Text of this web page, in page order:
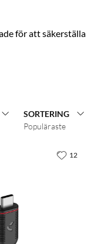
för att säkerställa
SORTERING
Populäraste
12